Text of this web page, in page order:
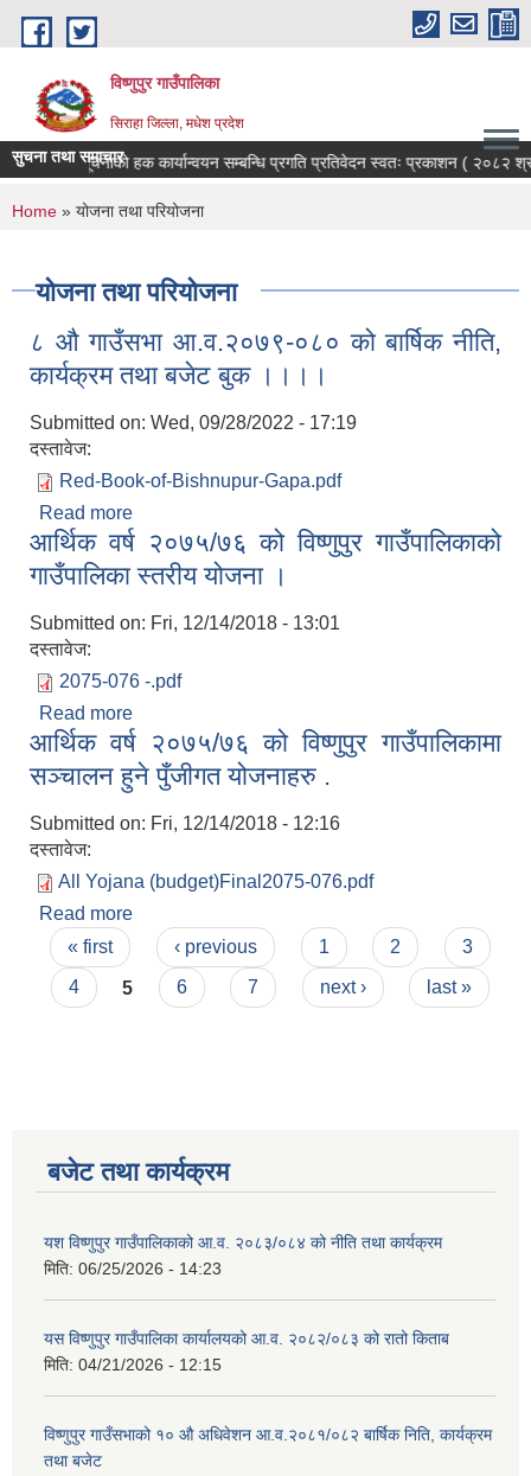
Skip to main content
विष्णुपुर गाउँपालिका
सिराहा जिल्ला, मधेश प्रदेश
सुचना तथा समाचार
सूचनाको हक कार्यान्वयन सम्बन्धि प्रगति प्रतिवेदन स्वतः प्रकाशन ( २०८२
You are here
Home » योजना तथा परियोजना
योजना तथा परियोजना
८ औ गाउँसभा आ.व.२०७९-०८० को बार्षिक नीति,
कार्यक्रम तथा बजेट बुक ।।।।
Submitted on: Wed, 09/28/2022 - 17:19
दस्तावेज:
Red-Book-of-Bishnupur-Gapa.pdf
Read more
कार्यक्रम तथा बजेट बुक ।।।।
आर्थिक वर्ष २०७५/७६ को विष्णुपुर गाउँपालिकाको
गाउँपालिका स्तरीय योजना ।
Submitted on: Fri, 12/14/2018 - 13:01
दस्तावेज:
2075-076 -.pdf
Read more
गाउँपालिका स्तरीय योजना ।
आर्थिक वर्ष २०७५/७६ को विष्णुपुर गाउँपालिकामा
सञ्चालन हुने पुँजीगत योजनाहरु .
Submitted on: Fri, 12/14/2018 - 12:16
दस्तावेज:
All Yojana (budget)Final2075-076.pdf
Read more
सञ्चालन हुने पुँजीगत योजनाहरु .
Pages
« first ‹ previous 1 2
3
4
5 6 7 next › last »
बजेट तथा कार्यक्रम
यश विष्णुपुर गाउँपालिकाको आ.व. २०८३/०८४ को नीति तथा कार्यक्रम
मिति: 06/25/2026 - 14:23
यस विष्णुपुर गाउँपालिका कार्यालयको आ.व. २०८२/०८३ को रातो किताब
मिति: 04/21/2026 - 12:15
विष्णुपुर गाउँसभाको १० औ अधिवेशन आ.व.२०८१/०८२ बार्षिक निति, कार्यक्रम
तथा बजेट